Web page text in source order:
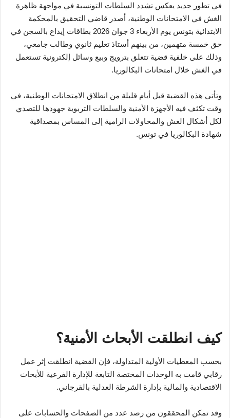
في تطور جديد يعكس تشدد السلطات التونسية في مواجهة ظاهرة
الغش في الامتحانات الوطنية، أصدر قاضي التحقيق بالمحكمة
الابتدائية بتونس يوم الأربعاء 3 جوان 2026 بطاقات إيداع بالسجن في
حق خمسة متهمين، من بينهم أستاذ تعليم ثانوي وطالب جامعي،
وذلك على خلفية قضية تتعلق بترويج وبيع وسائل إلكترونية تستعمل
في الغش خلال امتحانات البكالوريا.
وتأتي هذه القضية قبل أيام قليلة من انطلاق الامتحانات الوطنية، في
وقت تكثف فيه الأجهزة الأمنية والسلطات التربوية جهودها للتصدي
لكل أشكال الغش والمحاولات الرامية إلى المساس بمصداقية
شهادة البكالوريا في تونس.
كيف انطلقت الأبحاث الأمنية؟
بحسب المعطيات الأولية المتداولة، فإن القضية انطلقت إثر عمل
رقابي قامت به الوحدات المختصة التابعة للإدارة الفرعية للأبحاث
الاقتصادية والمالية بإدارة الشرطة العدلية بالقرجاني.
وقد تمكن المحققون من رصد عدد من الصفحات والحسابات على